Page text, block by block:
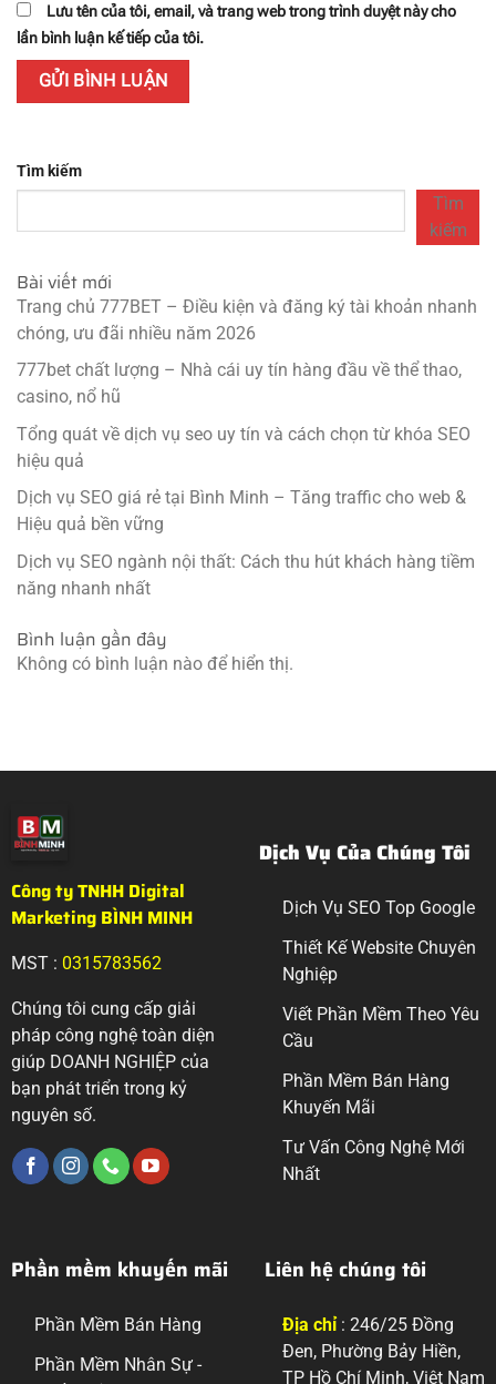
Lưu tên của tôi, email, và trang web trong trình duyệt này cho
lần bình luận kế tiếp của tôi.
Tìm kiếm
Tìm
kiếm
Bài viết mới
Trang chủ 777BET – Điều kiện và đăng ký tài khoản nhanh
chóng, ưu đãi nhiều năm 2026
777bet chất lượng – Nhà cái uy tín hàng đầu về thể thao,
casino, nổ hũ
Tổng quát về dịch vụ seo uy tín và cách chọn từ khóa SEO
hiệu quả
Dịch vụ SEO giá rẻ tại Bình Minh – Tăng traffic cho web &
Hiệu quả bền vững
Dịch vụ SEO ngành nội thất: Cách thu hút khách hàng tiềm
năng nhanh nhất
Bình luận gần đây
Không có bình luận nào để hiển thị.
Công ty TNHH Digital
Marketing BÌNH MINH
MST : 0315783562
Chúng tôi cung cấp giải
pháp công nghệ toàn diện
giúp DOANH NGHIỆP của
bạn phát triển trong kỷ
nguyên số.
Dịch Vụ Của Chúng Tôi
Dịch Vụ SEO Top Google
Thiết Kế Website Chuyên
Nghiệp
Viết Phần Mềm Theo Yêu
Cầu
Phần Mềm Bán Hàng
Khuyến Mãi
Tư Vấn Công Nghệ Mới
Nhất
Phần mềm khuyến mãi
Phần Mềm Bán Hàng
Phần Mềm Nhân Sự -
Liên hệ chúng tôi
Địa chỉ: 246/25 Đồng
Đen, Phường Bảy Hiền,
TP Hồ Chí Minh, Việt Nam